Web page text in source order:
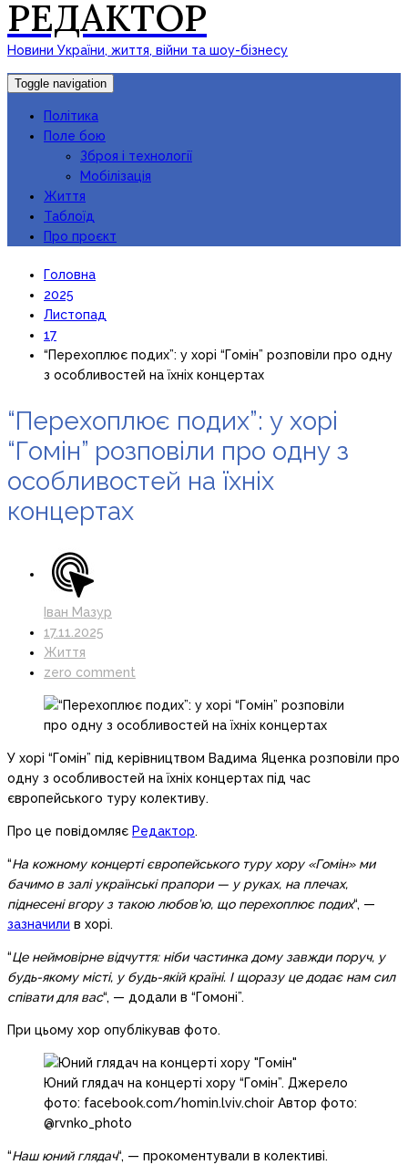
РЕДАКТОР
Новини України, життя, війни та шоу-бізнесу
Toggle navigation
Політика
Поле бою
Зброя і технології
Мобілізація
Життя
Таблоїд
Про проєкт
Головна
2025
Листопад
17
“Перехоплює подих”: у хорі “Гомін” розповіли про одну
з особливостей на їхніх концертах
“Перехоплює подих”: у хорі
“Гомін” розповіли про одну з
особливостей на їхніх
концертах
Іван Мазур
17.11.2025
Життя
zero comment
У хорі “Гомін” під керівництвом Вадима Яценка розповіли про
одну з особливостей на їхніх концертах під час
європейського туру колективу.
Про це повідомляє Редактор.
“На кожному концерті європейського туру хору «Гомін» ми
бачимо в залі українські прапори — у руках, на плечах,
піднесені вгору з такою любов’ю, що перехоплює подих“, —
зазначили в хорі.
“Це неймовірне відчуття: ніби частинка дому завжди поруч, у
будь-якому місті, у будь-якій країні. І щоразу це додає нам сил
співати для вас“, — додали в “Гомоні”.
При цьому хор опублікував фото.
Юний глядач на концерті хору “Гомін”. Джерело
фото: facebook.com/homin.lviv.choir Автор фото:
@rvnko_photo
“Наш юний глядач“, — прокоментували в колективі.